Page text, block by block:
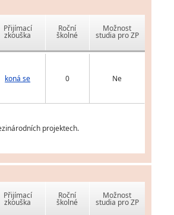
Přijímací
zkouška
Roční
školné
Možnost
studia pro ZP
koná se 0 Ne
projektech.
Přijímací
zkouška
Roční
školné
Možnost
studia pro ZP